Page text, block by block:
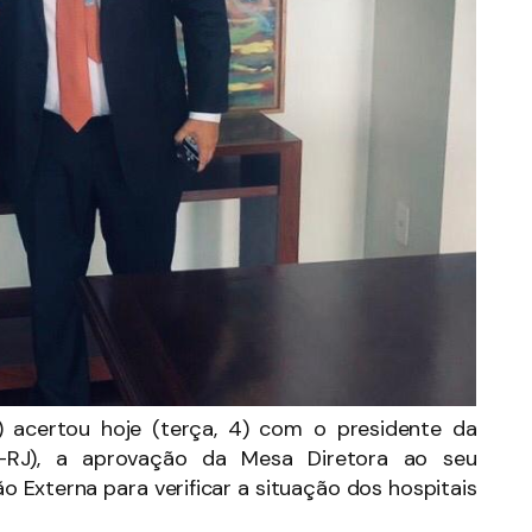
acertou hoje (terça, 4) com o presidente da
RJ), a aprovação da Mesa Diretora ao seu
Externa para verificar a situação dos hospitais